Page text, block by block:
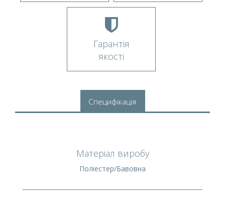
Гарантія
якості
Специфікація
Матеріал виробу
Поліестер/Бавовна